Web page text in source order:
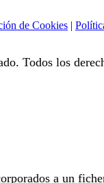
de Cookies |
Todos los
a un